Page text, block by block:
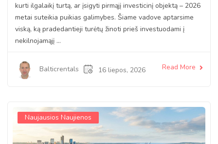
kurti ilgalaikį turtą, ar įsigyti pirmąjį investicinį objektą – 2026
metai suteikia puikias galimybes. Šiame vadove aptarsime
viską, ką pradedantieji turėtų žinoti prieš investuodami į
nekilnojamąjį ...
Balticrentals 16 liepos, 2026 Read More
Naujausios Naujienos